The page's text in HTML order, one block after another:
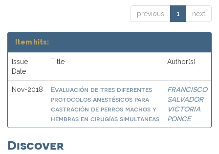
previous 1 next
Item hits:
Issue
Date
Title Author(s)
Nov-2018
Evaluación de tres diferentes
protocolos anestésicos para
castración de perros machos y
hembras en cirugías simultaneas
FRANCISCO
SALVADOR
VICTORIA
PONCE
Discover